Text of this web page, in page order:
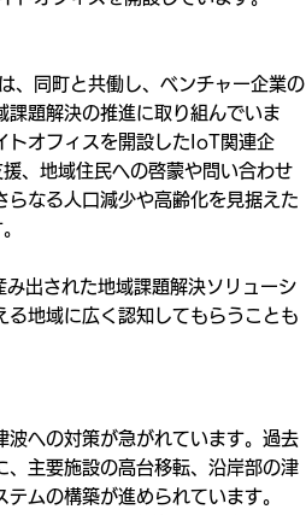
、同町と共働し、ベンチャー企業の
題解決の推進に取り組んでいま
トオフィスを開設したIoT関連企
、地域住民への啓蒙や問い合わせ
なる人口減少や高齢化を見据えた
出された地域課題解決ソリューシ
る地域に広く認知してもらうことも
波への対策が急がれています。過去
、主要施設の高台移転、沿岸部の津
ムの構築が進められています。